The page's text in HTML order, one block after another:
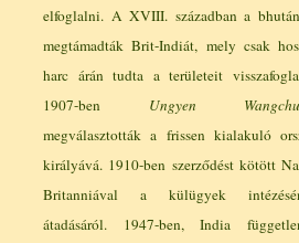
elfoglalni. A XVIII. században a
megtámadták Brit-Indiát, mely csak
harc árán tudta a területeit
1907-ben Ungyen
megválasztották a frissen kialakuló
királyává. 1910-ben szerződést kötött
Britanniával a külügyek
átadásáról. 1947-ben, India